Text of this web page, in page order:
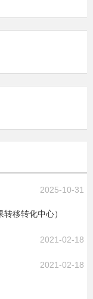
2025-10-31
移转化中心）
2021-02-18
2021-02-18